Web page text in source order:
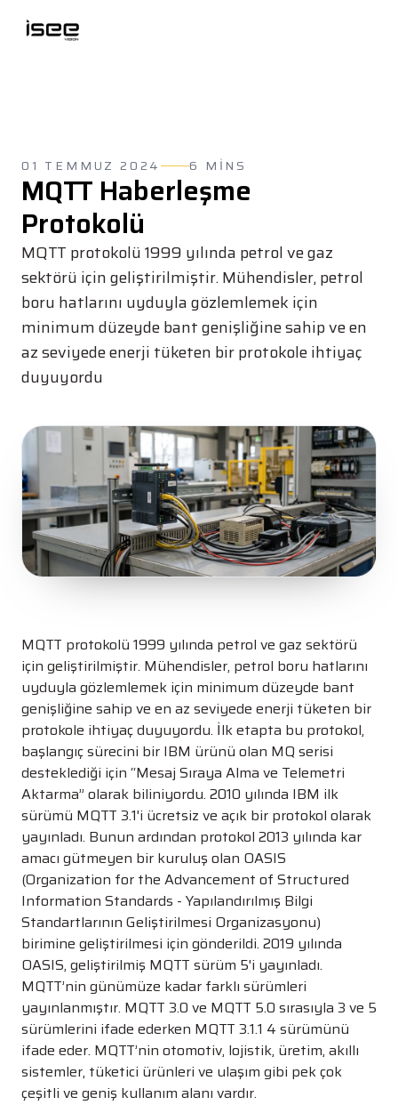
01 TEMMUZ 2024 6 MINS
MQTT Haberleşme
Protokolü
MQTT protokolü 1999 yılında petrol ve gaz
sektörü için geliştirilmiştir. Mühendisler, petrol
boru hatlarını uyduyla gözlemlemek için
minimum düzeyde bant genişliğine sahip ve en
az seviyede enerji tüketen bir protokole ihtiyaç
duyuyordu
MQTT protokolü 1999 yılında petrol ve gaz sektörü
için geliştirilmiştir. Mühendisler, petrol boru hatlarını
uyduyla gözlemlemek için minimum düzeyde bant
genişliğine sahip ve en az seviyede enerji tüketen bir
protokole ihtiyaç duyuyordu. İlk etapta bu protokol,
başlangıç sürecini bir IBM ürünü olan MQ serisi
desteklediği için “Mesaj Sıraya Alma ve Telemetri
Aktarma” olarak biliniyordu. 2010 yılında IBM ilk
sürümü MQTT 3.1'i ücretsiz ve açık bir protokol olarak
yayınladı. Bunun ardından protokol 2013 yılında kar
amacı gütmeyen bir kuruluş olan OASIS
(Organization for the Advancement of Structured
Information Standards - Yapılandırılmış Bilgi
Standartlarının Geliştirilmesi Organizasyonu)
birimine geliştirilmesi için gönderildi. 2019 yılında
OASIS, geliştirilmiş MQTT sürüm 5'i yayınladı.
MQTT’nin günümüze kadar farklı sürümleri
yayınlanmıştır. MQTT 3.0 ve MQTT 5.0 sırasıyla 3 ve 5
sürümlerini ifade ederken MQTT 3.1.1 4 sürümünü
ifade eder. MQTT’nin otomotiv, lojistik, üretim, akıllı
sistemler, tüketici ürünleri ve ulaşım gibi pek çok
çeşitli ve geniş kullanım alanı vardır.